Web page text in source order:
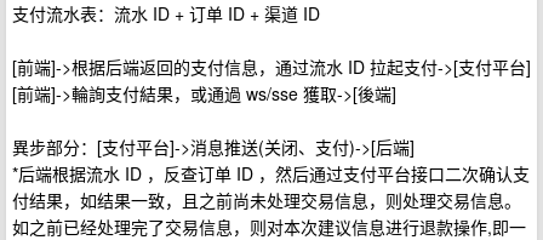
支付流水表：流水 ID + 订单 ID + 渠道 ID
[前端]->根据后端返回的支付信息，通过流水 ID 拉起支付->[支付平台]
[前端]->輪詢支付結果，或通過 ws/sse 獲取->[後端]
異步部分：[支付平台]->消息推送(关闭、支付)->[后端]
*后端根据流水 ID ，反查订单 ID ，然后通过支付平台接口二次确认支
付结果，如结果一致，且之前尚未处理交易信息，则处理交易信息。
如之前已经处理完了交易信息，则对本次建议信息进行退款操作,即一